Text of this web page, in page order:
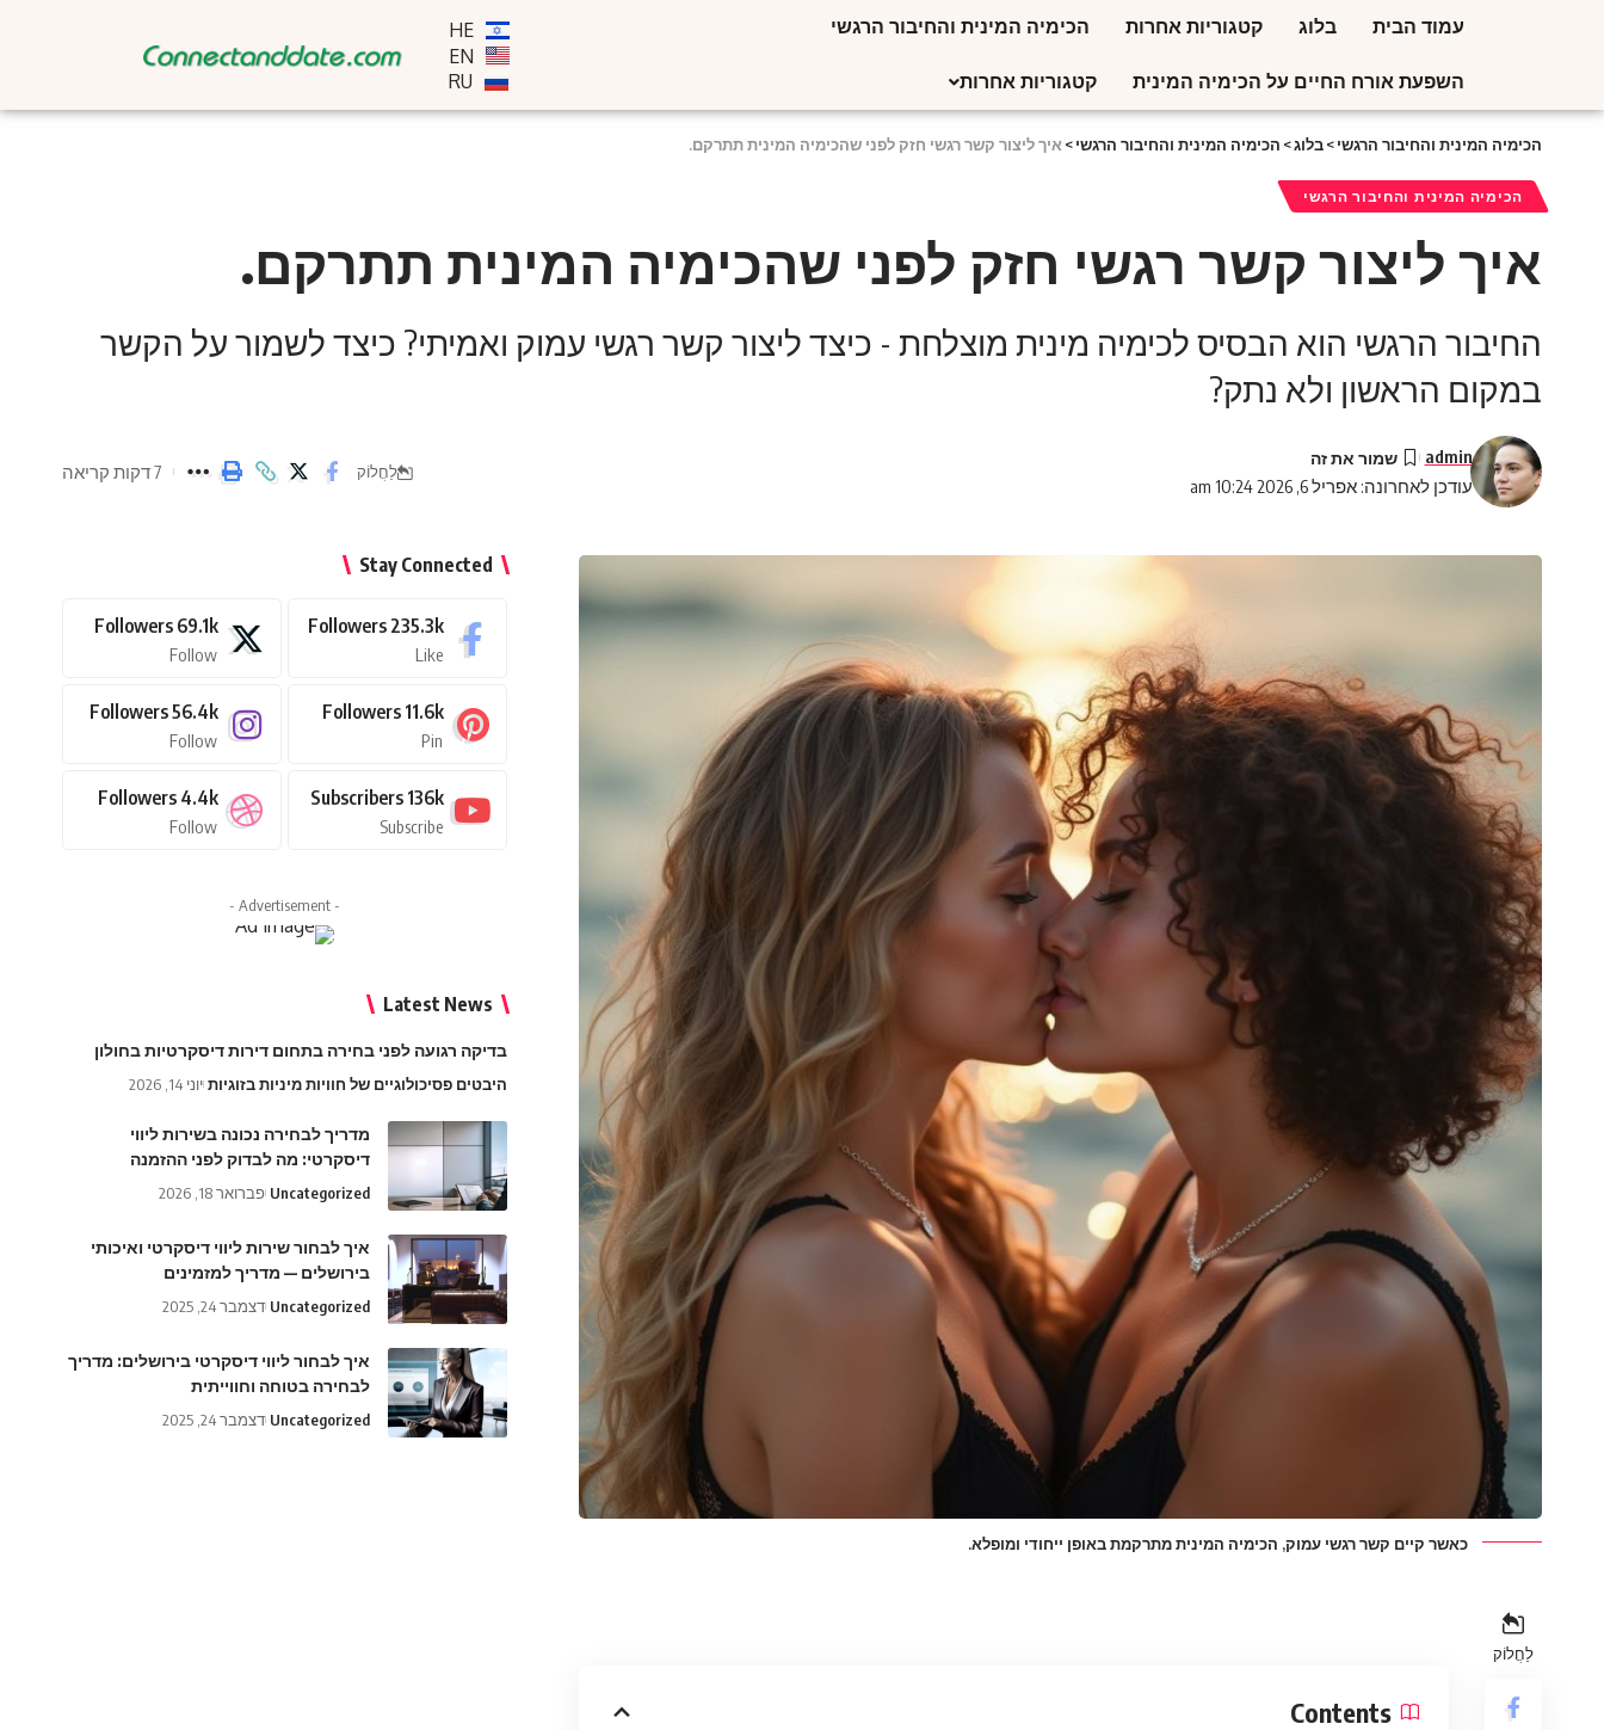
עמוד הבית בלוג קטגוריות אחרות הכימיה המינית והחיבור הרגשי
השפעת אורח החיים על הכימיה המינית קטגוריות אחרות
HE
EN
RU
הכימיה המינית והחיבור הרגשי>בלוג> הכימיה המינית והחיבור הרגשי> איך ליצור קשר רגשי חזק לפני שהכימיה המינית תתרקם.
הכימיה המינית והחיבור הרגשי
איך ליצור קשר רגשי חזק לפני שהכימיה המינית תתרקם.
החיבור הרגשי הוא הבסיס לכימיה מינית מוצלחת - כיצד ליצור קשר רגשי עמוק ואמיתי? כיצד לשמור על הקשר
במקום הראשון ולא נתק?
עודכן לאחרונה: אפריל 6, 2026 10:24 am
admin
לַחֲלוֹק 7 דקות קריאה
כאשר קיים קשר רגשי עמוק, הכימיה המינית מתרקמת באופן ייחודי ומופלא.
לַחֲלוֹק
Contents
Stay Connected
235.3k
Followers
Like
69.1k
Followers
Follow
11.6k
Followers
Pin
56.4k
Followers
Follow
136k
Subscribers
Subscribe
4.4k
Followers
Follow
- Advertisement -
Latest News
בדיקה רגועה לפני בחירה בתחום דירות דיסקרטיות בחולון
היבטים פסיכולוגיים של חוויות מיניות בזוגיות יוני 14, 2026
מדריך לבחירה נכונה בשירות ליווי
דיסקרטי: מה לבדוק לפני ההזמנה
Uncategorized פברואר 18, 2026
איך לבחור שירות ליווי דיסקרטי ואיכותי
בירושלים — מדריך למזמינים
Uncategorized דצמבר 24, 2025
איך לבחור ליווי דיסקרטי בירושלים: מדריך
לבחירה בטוחה וחווייתית
Uncategorized דצמבר 24, 2025